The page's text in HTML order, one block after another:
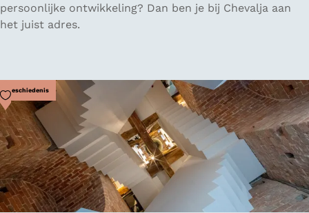
i
n
l
n
e
s
s
w
o
r
persoonlijke ontwikkeling? Dan ben je bij Chevalja aan
het juist adres.
Geschiedenis
Voeg toe als favoriet